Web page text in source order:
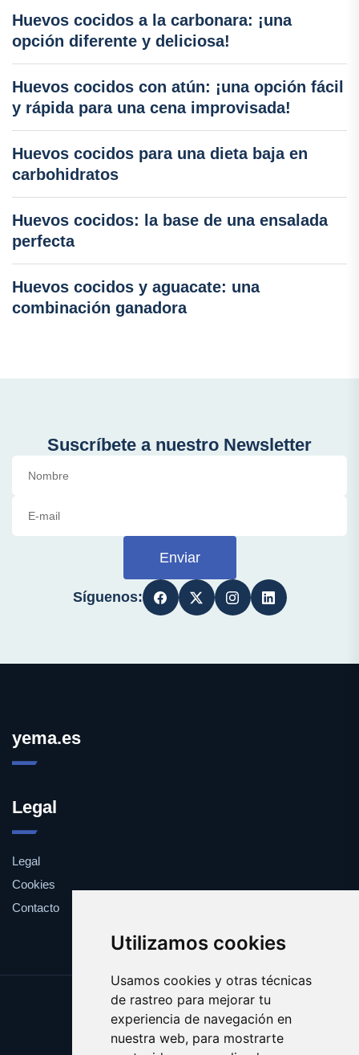
Utilizamos cookies
Usamos cookies y otras técnicas
de rastreo para mejorar tu
experiencia de navegación en
nuestra web, para mostrarte
Huevos cocidos a la carbonara: ¡una
opción diferente y deliciosa!
Huevos cocidos con atún: ¡una opción fácil
y rápida para una cena improvisada!
Huevos cocidos para una dieta baja en
carbohidratos
Huevos cocidos: la base de una ensalada
perfecta
Huevos cocidos y aguacate: una
combinación ganadora
Suscríbete a nuestro Newsletter
Enviar
Síguenos:
yema.es
Legal
Legal
Cookies
Contacto
Update cookies preferences
Copyright © 2025 yema.es